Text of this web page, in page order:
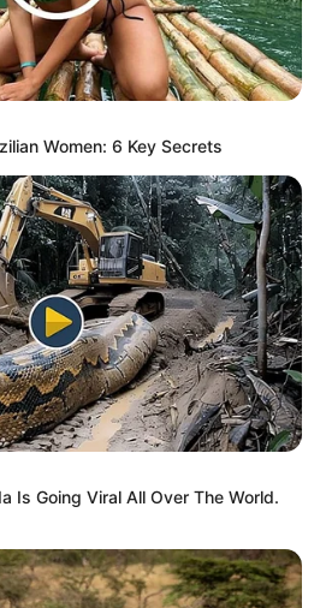
Women: 6 Key Secrets
Is Going Viral All Over The World.